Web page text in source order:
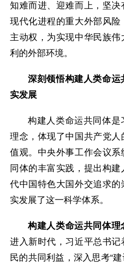
知难而进、迎难而上，坚决
现代化进程的重大外部风
主动权，为实现中华民族
利的外部环境。
深刻领悟构建人类命
实发展
构建人类命运共同体
理念，体现了中国共产党
值观。中央外事工作会议
同体的丰富实践，提出构
代中国特色大国外交追求
实发展了这一科学体系。
构建人类命运共同体理
进入新时代，习近平总书记
民的共同利益，深入思考“